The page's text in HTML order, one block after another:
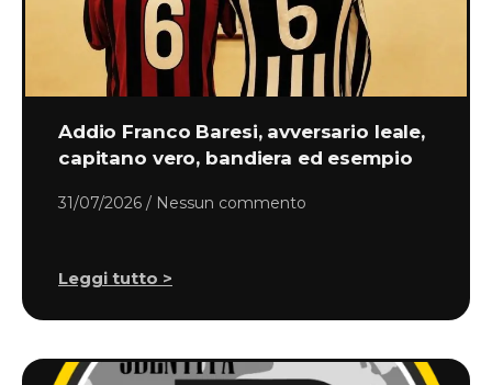
Addio Franco Baresi, avversario leale,
capitano vero, bandiera ed esempio
31/07/2026 Nessun commento
Leggi tutto >